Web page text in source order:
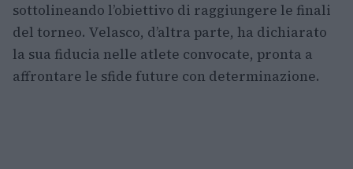
sottolineando l’obiettivo di raggiungere le finali
del torneo. Velasco, d’altra parte, ha dichiarato
la sua fiducia nelle atlete convocate, pronta a
affrontare le sfide future con determinazione.